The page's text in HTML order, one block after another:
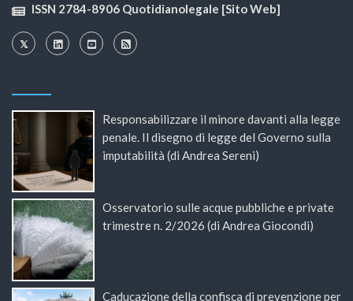
ISSN 2784-8906 Quotidianolegale [Sito Web]
Responsabilizzare il minore davanti alla legge
penale. Il disegno di legge del Governo sulla
imputabilità (di Andrea Sereni)
Osservatorio sulle acque pubbliche e private
trimestre n. 2/2026 (di Andrea Giocondi)
Caducazione della confisca di prevenzione per